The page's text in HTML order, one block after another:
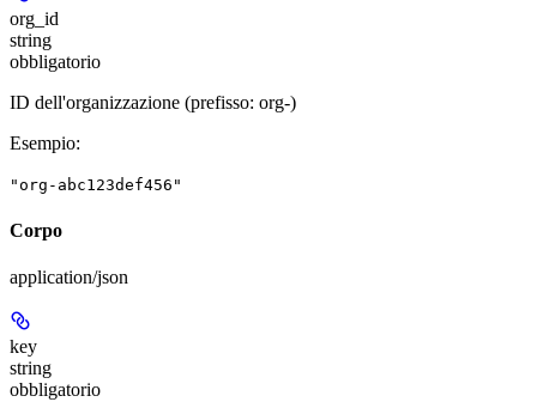
org_id
string
obbligatorio
ID dell'organizzazione (prefisso: org-)
Esempio:
"org-abc123def456"
Corpo
application/json
key
string
obbligatorio